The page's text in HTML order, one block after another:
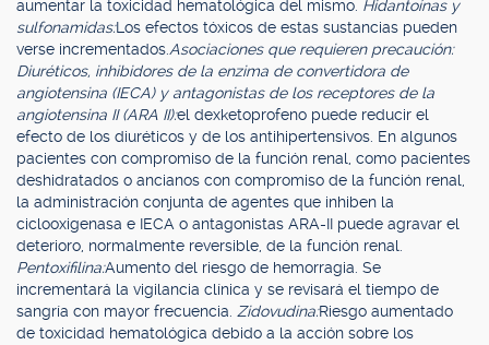
aumentar la toxicidad hematológica del mismo. Hidantoínas y
sulfonamidas:Los efectos tóxicos de estas sustancias pueden
verse incrementados. Asociaciones que requieren precaución:
Diuréticos, inhibidores de la enzima de convertidora de
angiotensina (IECA) y antagonistas de los receptores de la
angiotensina II (ARA II):el dexketoprofeno puede reducir el
efecto de los diuréticos y de los antihipertensivos. En algunos
pacientes con compromiso de la función renal, como pacientes
deshidratados o ancianos con compromiso de la función renal,
la administración conjunta de agentes que inhiben la
ciclooxigenasa e IECA o antagonistas ARA-II puede agravar el
deterioro, normalmente reversible, de la función renal.
Pentoxifilina:Aumento del riesgo de hemorragia. Se
incrementará la vigilancia clínica y se revisará el tiempo de
sangría con mayor frecuencia. Zidovudina:Riesgo aumentado
de toxicidad hematológica debido a la acción sobre los